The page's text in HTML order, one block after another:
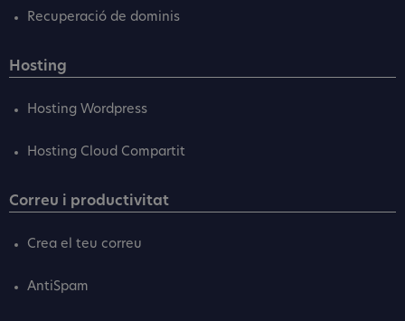
Recuperació de dominis
Hosting
Hosting Wordpress
Hosting Cloud Compartit
Correu i productivitat
Crea el teu correu
AntiSpam